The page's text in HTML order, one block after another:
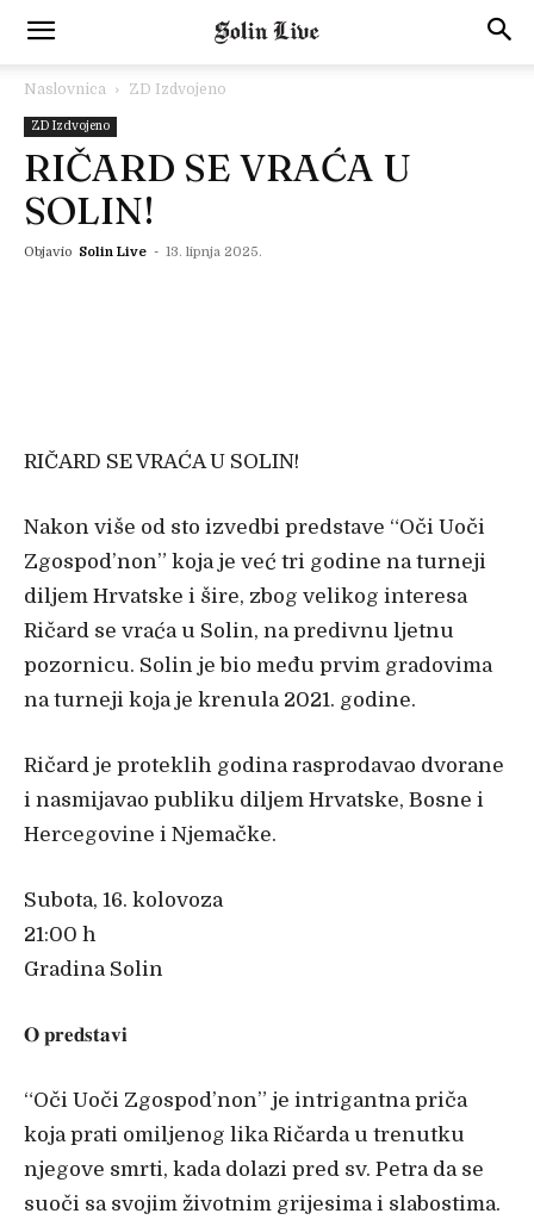
Naslovnica ZD Izdvojeno
ZD Izdvojeno
RIČARD SE VRAĆA U
SOLIN!
Objavio Solin Live - 13. lipnja 2025.
RIČARD SE VRAĆA U SOLIN!
Nakon više od sto izvedbi predstave “Oči Uoči
Zgospod’non” koja je već tri godine na turneji
diljem Hrvatske i šire, zbog velikog interesa
Ričard se vraća u Solin, na predivnu ljetnu
pozornicu. Solin je bio među prvim gradovima
na turneji koja je krenula 2021. godine.
Ričard je proteklih godina rasprodavao dvorane
i nasmijavao publiku diljem Hrvatske, Bosne i
Hercegovine i Njemačke.
Subota, 16. kolovoza
21:00 h
Gradina Solin
𝐎 𝐩𝐫𝐞𝐝𝐬𝐭𝐚𝐯𝐢
“Oči Uoči Zgospod’non” je intrigantna priča
koja prati omiljenog lika Ričarda u trenutku
njegove smrti, kada dolazi pred sv. Petra da se
suoči sa svojim životnim grijesima i slabostima.